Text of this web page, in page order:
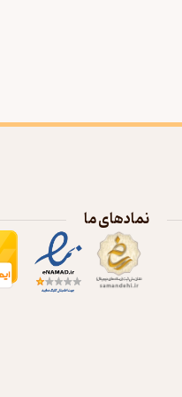
نمادهای ما